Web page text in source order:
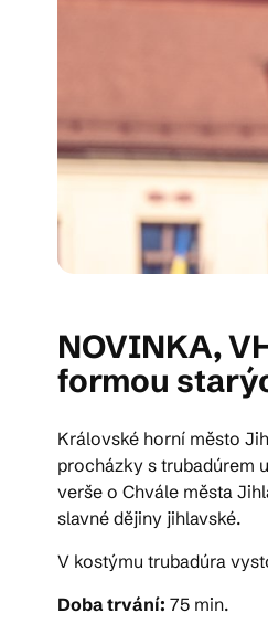
NOVINKA,
formou
Královské horní město
procházky s trubadúrem
verše o Chvále města
slavné dějiny jihlavské.
V kostýmu trubadúra
Doba trvání: 75 min.